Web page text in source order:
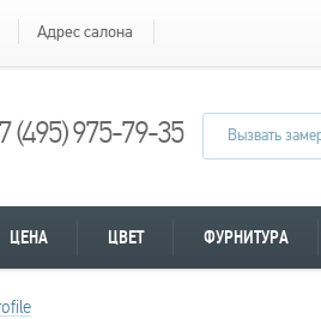
Адрес салона
(495) 975-79-35 Вызвать
ЦЕНА ЦВЕТ ФУРНИТУРА